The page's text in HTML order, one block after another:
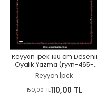
Reyyan İpek 100 cm Desenli
Oyalık Yazma (ryyn-465-
27)
Reyyan İpek
150,00 TL110,00 TL